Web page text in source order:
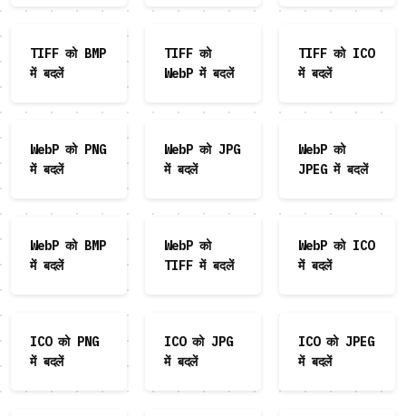
TIFF को BMP
में बदलें
TIFF को
WebP में बदलें
TIFF को ICO
में बदलें
WebP को PNG
में बदलें
WebP को JPG
में बदलें
WebP को
JPEG में बदलें
WebP को BMP
में बदलें
WebP को
TIFF में बदलें
WebP को ICO
में बदलें
ICO को PNG
में बदलें
ICO को JPG
में बदलें
ICO को JPEG
में बदलें